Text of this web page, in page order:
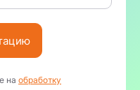
на обработку